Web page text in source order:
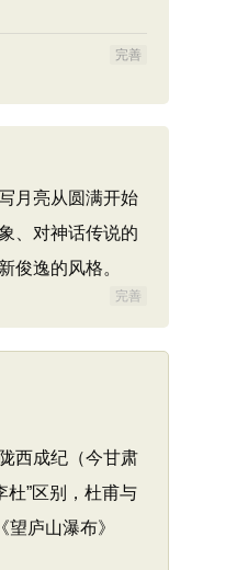
完善
月亮从圆满开始
、对神话传说的
俊逸的风格。
完善
西成纪（今甘肃
杜”区别，杜甫与
庐山瀑布》